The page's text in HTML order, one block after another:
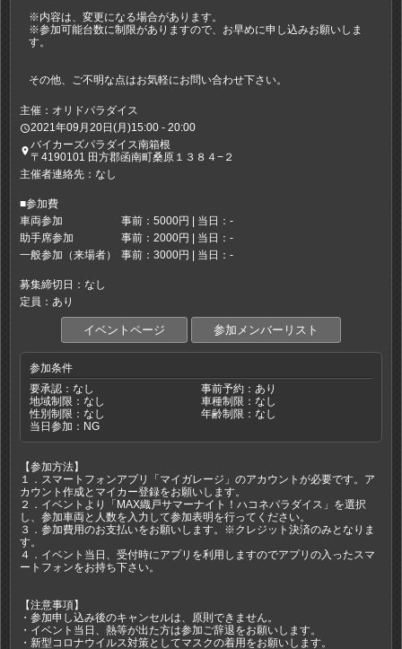
※内容は、変更になる場合があります。
※参加可能台数に制限がありますので、お早めに申し込みお願いしま
す。
その他、ご不明な点はお気軽にお問い合わせ下さい。
主催：オリドパラダイス
access_time2021年09月20日(月)15:00 - 20:00
placeバイカーズパラダイス南箱根
〒4190101 田方郡函南町桑原１３８４−２
主催者連絡先：なし
■参加費
車両参加
事前：5000円 | 当日：-
助手席参加
事前：2000円 | 当日：-
一般参加（来場者）
事前：3000円 | 当日：-
募集締切日：なし
定員：あり
イベントページ 参加メンバーリスト
参加条件
要承認：なし
事前予約：あり
地域制限：なし
車種制限：なし
性別制限：なし
年齢制限：なし
当日参加：NG
【参加方法】
１．スマートフォンアプリ「マイガレージ」のアカウントが必要です。ア
カウント作成とマイカー登録をお願いします。
２．イベントより「MAX織戸サマーナイト！ハコネパラダイス」を選択
し、参加車両と人数を入力して参加表明を行ってください。
３．参加費用のお支払いをお願いします。※クレジット決済のみとなりま
す。
４．イベント当日、受付時にアプリを利用しますのでアプリの入ったスマ
ートフォンをお持ち下さい。
【注意事項】
・参加申し込み後のキャンセルは、原則できません。
・イベント当日、熱等が出た方は参加ご辞退をお願いします。
・新型コロナウイルス対策としてマスクの着用をお願いします。